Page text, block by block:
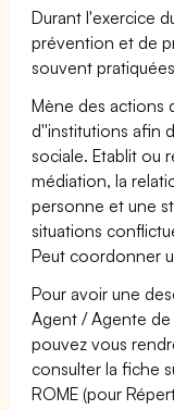
Durant l'exercice
prévention et de
souvent
Mène des actions
d''institutions afin
sociale. Etablit ou
médiation, la
personne et une
situations
Peut coordonner
Pour avoir une
Agent / Agente
pouvez vous
consulter la fiche
ROME (pour